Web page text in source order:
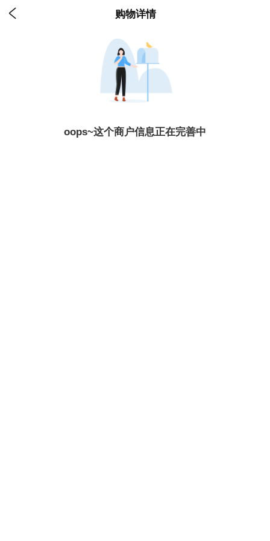
 购物详情
oops~这个商户信息正在完善中